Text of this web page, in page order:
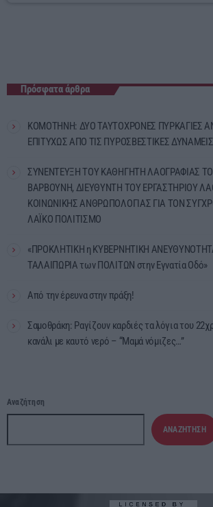
Πρόσφατα άρθρα
ΚΟΜΟΤΗΝΗ: ΔΥΟ ΤΑΥΤΟΧΡΟΝΕΣ ΠΥΡΚΑΓΙΕΣ
ΕΠΙΤΥΧΩΣ ΑΠΟ ΤΙΣ ΠΥΡΟΣΒΕΣΤΙΚΕΣ ΔΥΝΑΜΕΙΣ
ΣΥΝΕΝΤΕΥΞΗ ΤΟΥ ΚΑΘΗΓΗΤΗ ΛΑΟΓΡΑΦΙΑΣ
ΒΑΡΒΟΥΝΗ, ΔΙΕΥΘΥΝΤΗ ΤΟΥ ΕΡΓΑΣΤΗΡΙΟΥ
ΚΟΙΝΩΝΙΚΗΣ ΑΝΘΡΩΠΟΛΟΓΙΑΣ ΓΙΑ ΤΟΝ
ΛΑΪΚΟ ΠΟΛΙΤΙΣΜΟ
«ΠΡΟΚΛΗΤΙΚΗ η ΚΥΒΕΡΝΗΤΙΚΗ
ΤΑΛΑΙΠΩΡΙΑ των ΠΟΛΙΤΩΝ στην Εγνατία Οδό»
Από την έρευνα στην πράξη!
Σαμοθράκη: Ραγίζουν καρδιές τα λόγια του
κανάλι με καυτό νερό – “Μαμά νόμιζες…”
Αναζήτηση
ΑΝΑΖΉΤΗΣΗ